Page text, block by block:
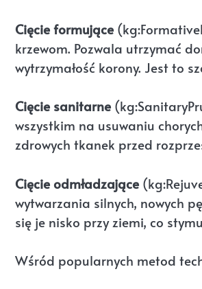
Cięcie formujące
krzewom. Pozwala utrzymać
wytrzymałość korony. Jest to
Cięcie sanitarne
wszystkim na usuwaniu
zdrowych tkanek przed
Cięcie odmładzające
wytwarzania silnych, nowych
się je nisko przy ziemi, co
Wśród popularnych metod